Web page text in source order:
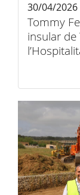
Tommy
insular de
30/04/2026